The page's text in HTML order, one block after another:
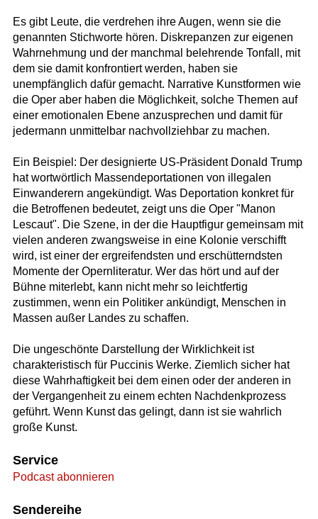
Es gibt Leute, die verdrehen ihre Augen, wenn sie die
genannten Stichworte hören. Diskrepanzen zur eigenen
Wahrnehmung und der manchmal belehrende Tonfall, mit
dem sie damit konfrontiert werden, haben sie
unempfänglich dafür gemacht. Narrative Kunstformen wie
die Oper aber haben die Möglichkeit, solche Themen auf
einer emotionalen Ebene anzusprechen und damit für
jedermann unmittelbar nachvollziehbar zu machen.
Ein Beispiel: Der designierte US-Präsident Donald Trump
hat wortwörtlich Massendeportationen von illegalen
Einwanderern angekündigt. Was Deportation konkret für
die Betroffenen bedeutet, zeigt uns die Oper "Manon
Lescaut". Die Szene, in der die Hauptfigur gemeinsam mit
vielen anderen zwangsweise in eine Kolonie verschifft
wird, ist einer der ergreifendsten und erschütterndsten
Momente der Opernliteratur. Wer das hört und auf der
Bühne miterlebt, kann nicht mehr so leichtfertig
zustimmen, wenn ein Politiker ankündigt, Menschen in
Massen außer Landes zu schaffen.
Die ungeschönte Darstellung der Wirklichkeit ist
charakteristisch für Puccinis Werke. Ziemlich sicher hat
diese Wahrhaftigkeit bei dem einen oder der anderen in
der Vergangenheit zu einem echten Nachdenkprozess
geführt. Wenn Kunst das gelingt, dann ist sie wahrlich
große Kunst.
Service
Podcast abonnieren
Sendereihe